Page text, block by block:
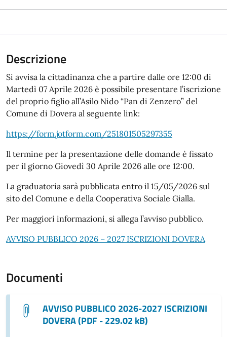
Descrizione
Si avvisa la cittadinanza che a partire dalle ore 12:00 di
Martedì 07 Aprile 2026 è possibile presentare l’iscrizione
del proprio figlio all’Asilo Nido “Pan di Zenzero” del
Comune di Dovera al seguente link:
https://form.jotform.com/251801505297355
Il termine per la presentazione delle domande è fissato
per il giorno Giovedì 30 Aprile 2026 alle ore 12:00.
La graduatoria sarà pubblicata entro il 15/05/2026 sul
sito del Comune e della Cooperativa Sociale Gialla.
Per maggiori informazioni, si allega l’avviso pubblico.
AVVISO PUBBLICO 2026 – 2027 ISCRIZIONI DOVERA
Documenti
AVVISO PUBBLICO 2026-2027 ISCRIZIONI
DOVERA (PDF - 229.02 kB)